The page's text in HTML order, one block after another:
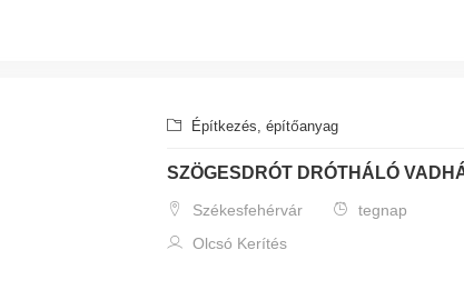
Építkezés, építőanyag
SZÖGESDRÓT DRÓTHÁLÓ
Székesfehérvár
tegnap
Olcsó Kerítés